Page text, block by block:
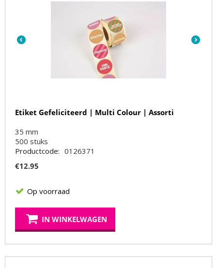
Etiket Gefeliciteerd | Multi Colour | Assorti
35 mm
500 stuks
Productcode: 0126371
€12.95
Op voorraad
IN WINKELWAGEN